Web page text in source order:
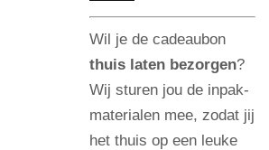
Wil je de cadeaubon
thuis laten bezorgen?
Wij sturen jou de inpak-
materialen mee, zodat jij
het thuis op een leuke